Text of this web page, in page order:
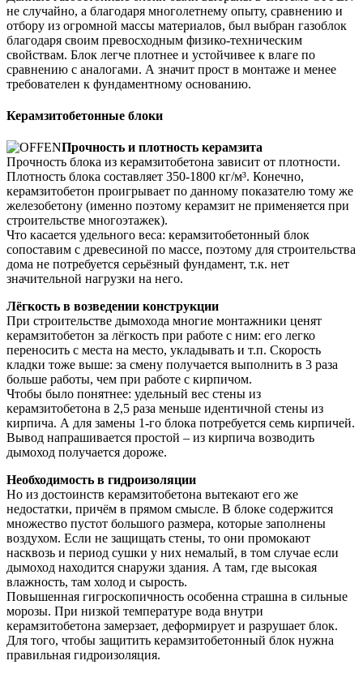
не случайно, а благодаря многолетнему опыту, сравнению и
отбору из огромной массы материалов, был выбран газоблок
благодаря своим превосходным физико-техническим
свойствам. Блок легче плотнее и устойчивее к влаге по
сравнению с аналогами. А значит прост в монтаже и менее
требователен к фундаментному основанию.
Керамзитобетонные блоки
Прочность и плотность керамзита
Прочность блока из керамзитобетона зависит от плотности.
Плотность блока составляет 350-1800 кг/м³. Конечно,
керамзитобетон проигрывает по данному показателю тому же
железобетону (именно поэтому керамзит не применяется при
строительстве многоэтажек).
Что касается удельного веса: керамзитобетонный блок
сопоставим с древесиной по массе, поэтому для строительства
дома не потребуется серьёзный фундамент, т.к. нет
значительной нагрузки на него.
Лёгкость в возведении конструкции
При строительстве дымохода многие монтажники ценят
керамзитобетон за лёгкость при работе с ним: его легко
переносить с места на место, укладывать и т.п. Скорость
кладки тоже выше: за смену получается выполнить в 3 раза
больше работы, чем при работе с кирпичом.
Чтобы было понятнее: удельный вес стены из
керамзитобетона в 2,5 раза меньше идентичной стены из
кирпича. А для замены 1-го блока потребуется семь кирпичей.
Вывод напрашивается простой – из кирпича возводить
дымоход получается дороже.
Необходимость в гидроизоляции
Но из достоинств керамзитобетона вытекают его же
недостатки, причём в прямом смысле. В блоке содержится
множество пустот большого размера, которые заполнены
воздухом. Если не защищать стены, то они промокают
насквозь и период сушки у них немалый, в том случае если
дымоход находится снаружи здания. А там, где высокая
влажность, там холод и сырость.
Повышенная гигроскопичность особенна страшна в сильные
морозы. При низкой температуре вода внутри
керамзитобетона замерзает, деформирует и разрушает блок.
Для того, чтобы защитить керамзитобетонный блок нужна
правильная гидроизоляция.